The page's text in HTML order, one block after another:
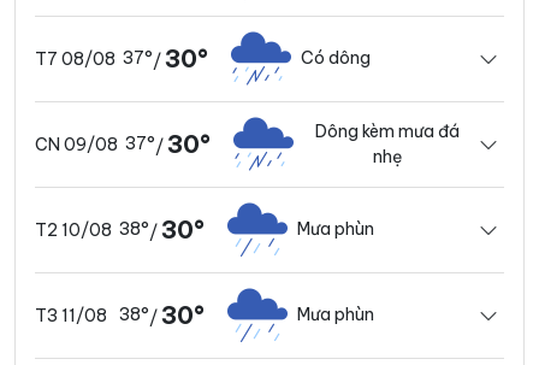
T7 08/08 37°/30° Có dông
CN 09/08 37°/30°
Dông kèm mưa đá
nhẹ
T2 10/08 38°/30° Mưa phùn
T3 11/08 38°/30° Mưa phùn